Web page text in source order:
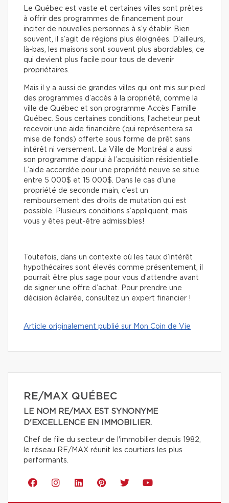
Le Québec est vaste et certaines villes sont prêtes
à offrir des programmes de financement pour
inciter de nouvelles personnes à s’y établir. Bien
souvent, il s’agit de régions plus éloignées. D’ailleurs,
là-bas, les maisons sont souvent plus abordables, ce
qui devient plus facile pour tous de devenir
propriétaires.
Mais il y a aussi de grandes villes qui ont mis sur pied
des programmes d’accès à la propriété, comme la
ville de Québec et son programme Accès Famille
Québec. Sous certaines conditions, l’acheteur peut
recevoir une aide financière (qui représentera sa
mise de fonds) offerte sous forme de prêt sans
intérêt ni versement. La Ville de Montréal a aussi
son programme d’appui à l’acquisition résidentielle.
L’aide accordée pour une propriété neuve se situe
entre 5 000$ et 15 000$. Dans le cas d’une
propriété de seconde main, c’est un
remboursement des droits de mutation qui est
possible. Plusieurs conditions s’appliquent, mais
vous y êtes peut-être admissibles!
Toutefois, dans un contexte où les taux d’intérêt
hypothécaires sont élevés comme présentement, il
pourrait être plus sage pour vous d’attendre avant
de signer une offre d’achat. Pour prendre une
décision éclairée, consultez un expert financier !
Article originalement publié sur Mon Coin de Vie
RE/MAX QUÉBEC
LE NOM RE/MAX EST SYNONYME
D'EXCELLENCE EN IMMOBILIER.
Chef de file du secteur de l'immobilier depuis 1982,
le réseau RE/MAX réunit les courtiers les plus
performants.